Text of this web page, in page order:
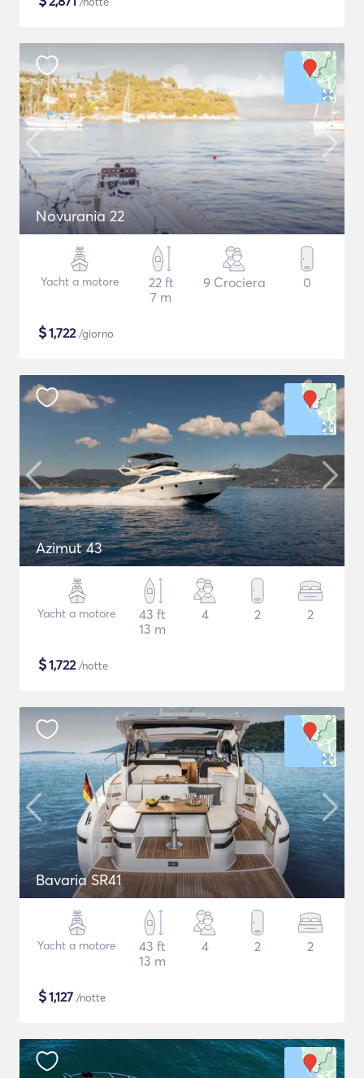
Novurania 22
Yacht a motore
22 ft
7 m
9 Crociera 0
$1,722/giorno
Azimut 43
Yacht a motore
43 ft
13 m
4 2 2
$1,722/notte
Bavaria SR41
Yacht a motore
43 ft
13 m
4 2 2
$1,127 /notte